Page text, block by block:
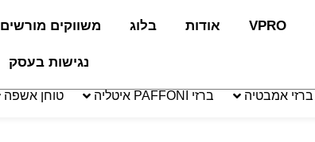
VPRO אודות בלוג משווקים מורשים
נגישות בעסק
ברזי אמבטיה ברזי PAFFONI איטליה טוחן אשפה